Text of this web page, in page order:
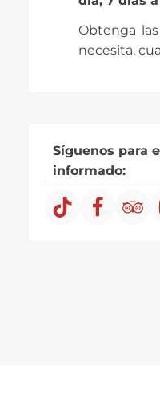
Obtenga
necesita,
Síguenos para
informado: